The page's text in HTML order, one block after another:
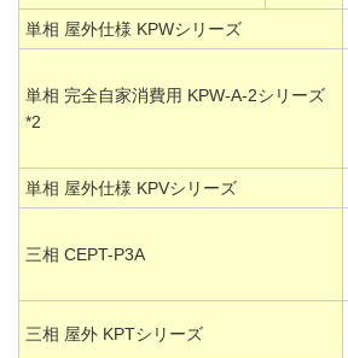
単相 屋外仕様 KPWシリーズ
単相 完全自家消費用 KPW-A-2シリーズ
*2
単相 屋外仕様 KPVシリーズ
三相 CEPT-P3A
三相 屋外 KPTシリーズ